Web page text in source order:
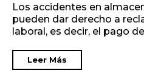
Los accidentes en
pueden dar derecho a
laboral, es decir, el pago de
Leer Más